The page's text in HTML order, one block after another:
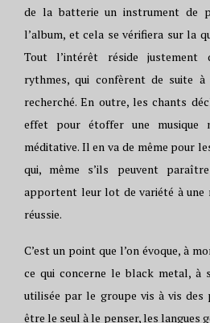
de la batterie un instrument de
l’album, et cela se vérifiera sur la
Tout l’intérêt réside justement
rythmes, qui confèrent de suite
recherché. En outre, les chants
effet pour étoffer une musique
méditative. Il en va de même pour
qui, même s’ils peuvent
apportent leur lot de variété à une
réussie.
C’est un point que l’on évoque, à
ce qui concerne le black metal, à
utilisée par le groupe vis à vis des
être le seul à le penser, les langues